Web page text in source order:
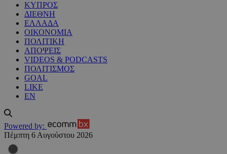
ΚΥΠΡΟΣ
ΔΙΕΘΝΗ
ΕΛΛΑΔΑ
ΟΙΚΟΝΟΜΙΑ
ΠΟΛΙΤΙΚΗ
ΑΠΟΨΕΙΣ
VIDEOS & PODCASTS
ΠΟΛΙΤΙΣΜΟΣ
GOAL
LIKE
EN
Powered by:
Πέμπτη 6 Αυγούστου 2026